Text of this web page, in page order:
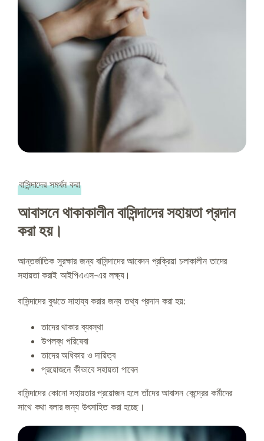
বাসিন্দাদের সমর্থন করা
আবাসনে থাকাকালীন বাসিন্দাদের সহায়তা প্রদান
করা হয়।
আন্তর্জাতিক সুরক্ষার জন্য বাসিন্দাদের আবেদন প্রক্রিয়া চলাকালীন তাদের
সহায়তা করাই আইপিএএস-এর লক্ষ্য।
বাসিন্দাদের বুঝতে সাহায্য করার জন্য তথ্য প্রদান করা হয়:
তাদের থাকার ব্যবস্থা
উপলব্ধ পরিষেবা
তাদের অধিকার ও দায়িত্ব
প্রয়োজনে কীভাবে সহায়তা পাবেন
বাসিন্দাদের কোনো সহায়তার প্রয়োজন হলে তাঁদের আবাসন কেন্দ্রের কর্মীদের
সাথে কথা বলার জন্য উৎসাহিত করা হচ্ছে।